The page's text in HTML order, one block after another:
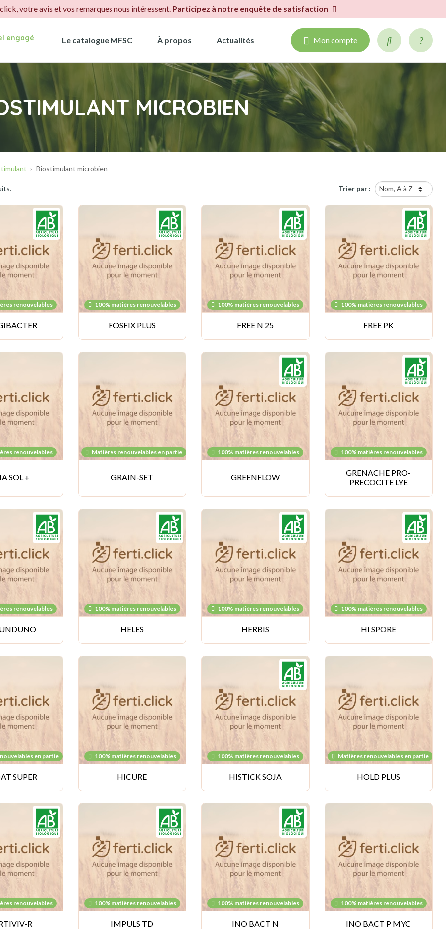
votre avis et vos remarques nous intéressent. Participez à notre enquête de satisfaction
engagé
Le catalogue MFSC À propos Actualités Mon compte
MICROBIEN
Biostimulant microbien
Trier par :
renouvelables 100% matières renouvelables
FOSFIX PLUS
100% matières renouvelables
FREE N 25
100% matières renouvelables
FREE PK
renouvelables
SOL +
Matières renouvelables en partie
GRAIN-SET
100% matières renouvelables
GREENFLOW
100% matières renouvelables
GRENACHE PRO-
PRECOCITE LYE
renouvelables 100% matières renouvelables
HELES
100% matières renouvelables
HERBIS
100% matières renouvelables
HI SPORE
en partie
SUPER
100% matières renouvelables
HICURE
100% matières renouvelables
HISTICK SOJA
Matières renouvelables en partie
HOLD PLUS
renouvelables
R
100% matières renouvelables
IMPULS TD
100% matières renouvelables
INO BACT N
100% matières renouvelables
INO BACT P MYC